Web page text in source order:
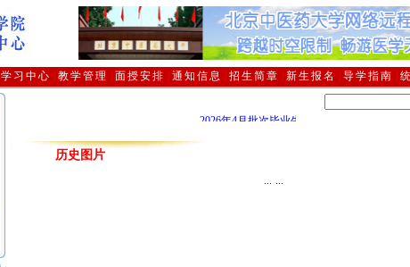
学习中心 教学管理 面授安排 通知信息 招生简章 新生报名 导学指南
2026年4月批次毕业生领取毕业证及档案通知
历史图片
... ...